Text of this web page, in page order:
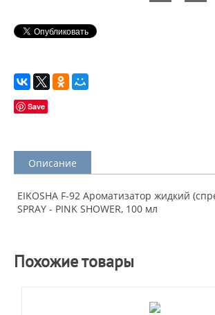
Save
Описание
EIKOSHA F-92 Ароматизатор жидкий
SPRAY - PINK SHOWER, 100 мл
Похожие товары